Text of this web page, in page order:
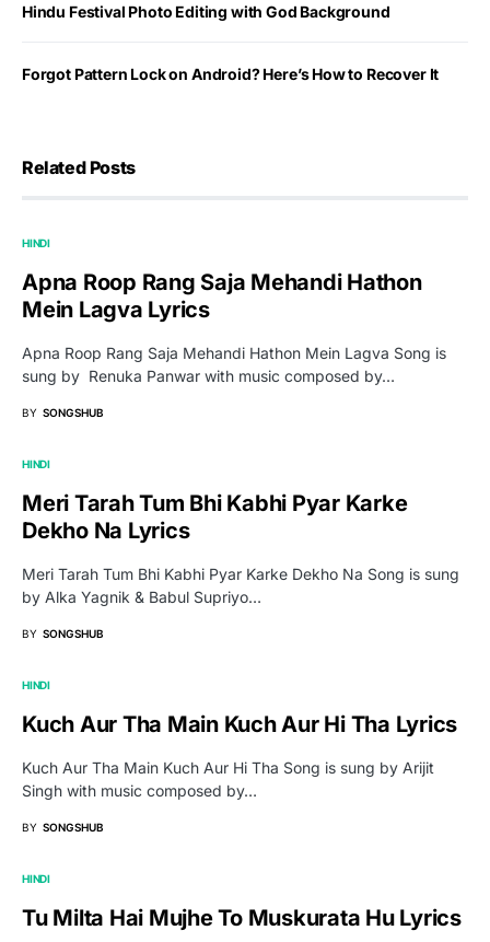
Hindu Festival Photo Editing with God Background
Forgot Pattern Lock on Android? Here’s How to Recover It
Related Posts
HINDI
Apna Roop Rang Saja Mehandi Hathon
Mein Lagva Lyrics
Apna Roop Rang Saja Mehandi Hathon Mein Lagva Song is
sung by Renuka Panwar with music composed by…
BY SONGSHUB
HINDI
Meri Tarah Tum Bhi Kabhi Pyar Karke
Dekho Na Lyrics
Meri Tarah Tum Bhi Kabhi Pyar Karke Dekho Na Song is sung
by Alka Yagnik & Babul Supriyo…
BY SONGSHUB
HINDI
Kuch Aur Tha Main Kuch Aur Hi Tha Lyrics
Kuch Aur Tha Main Kuch Aur Hi Tha Song is sung by Arijit
Singh with music composed by…
BY SONGSHUB
HINDI
Tu Milta Hai Mujhe To Muskurata Hu Lyrics